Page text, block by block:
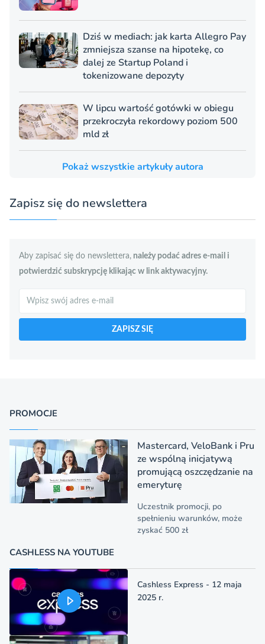
Dziś w mediach: jak karta Allegro Pay
zmniejsza szanse na hipotekę, co
dalej ze Startup Poland i
tokenizowane depozyty
W lipcu wartość gotówki w obiegu
przekroczyła rekordowy poziom 500
mld zł
Pokaż wszystkie artykuły autora
Zapisz się do newslettera
Aby zapisać się do newslettera, należy podać adres e-mail i
potwierdzić subskrypcję klikając w link aktywacyjny.
ZAPISZ SIĘ
PROMOCJE
Mastercard, VeloBank i Pru
ze wspólną inicjatywą
promującą oszczędzanie na
emeryturę
Uczestnik promocji, po
spełnieniu warunków, może
zyskać 500 zł
CASHLESS NA YOUTUBE
Cashless Express - 12 maja
2025 r.